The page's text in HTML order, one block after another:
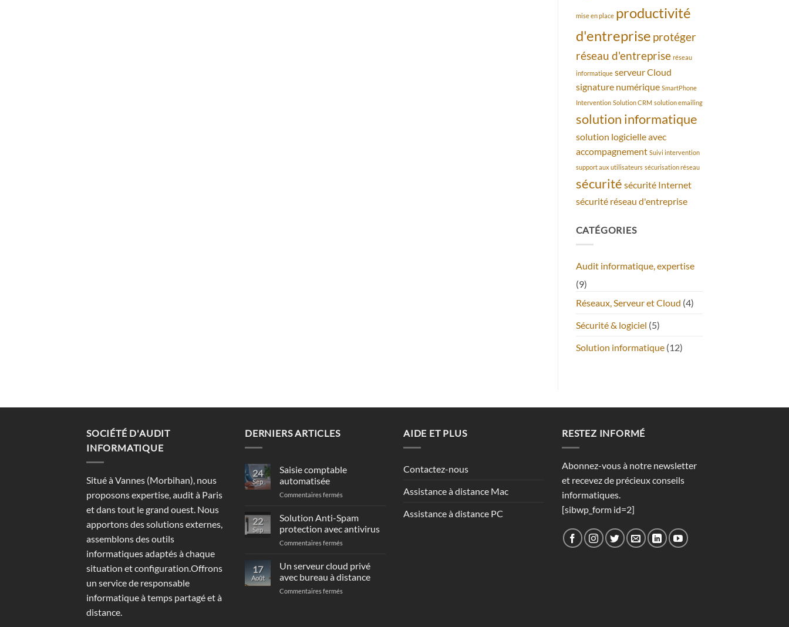
mise en place productivité
d'entreprise protéger
réseau d'entreprise réseau
informatique serveur Cloud
signature numérique SmartPhone
Intervention Solution CRM solution emailing
solution informatique
solution logicielle avec
accompagnement Suivi intervention
support aux utilisateurs sécurisation réseau
sécurité sécurité Internet
sécurité réseau d'entreprise
CATÉGORIES
Audit informatique, expertise
(9)
Réseaux, Serveur et Cloud (4)
Sécurité & logiciel (5)
Solution informatique(12)
SOCIÉTÉ D'AUDIT
INFORMATIQUE
Situé à Vannes (Morbihan), nous
proposons expertise, audit à Paris
et dans tout le grand ouest. Nous
apportons des solutions externes,
assemblons des outils
informatiques adaptés à chaque
situation et configuration.Offrons
un service de responsable
informatique à temps partagé et à
distance.
DERNIERS ARTICLES
24
Sep
Saisie comptable
automatisée
Commentaires fermés
automatisée
22
Sep
Solution Anti-Spam
protection avec antivirus
Commentaires fermés
Anti-
Spam
protection
avec
17
Août
Un serveur cloud privé
avec bureau à distance
Commentaires fermés
AIDE ET PLUS
Contactez-nous
Assistance à distance Mac
Assistance à distance PC
RESTEZ INFORMÉ
Abonnez-vous à notre newsletter
et recevez de précieux conseils
informatiques.
[sibwp_form id=2]